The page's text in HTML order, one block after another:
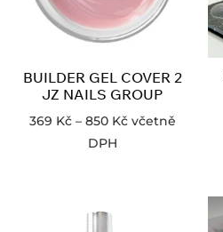
BUILDER GEL COVER 2
JZ NAILS GROUP
369 Kč – 850 Kč včetně
DPH